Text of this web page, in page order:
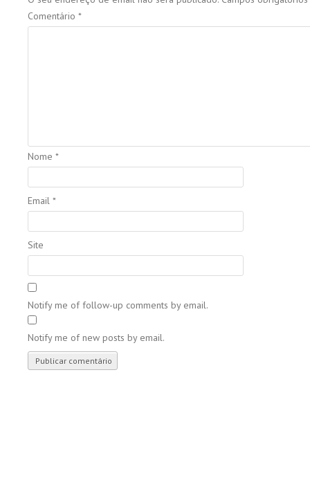
Comentário *
Nome *
Email *
Site
Notify me of follow-up comments by email.
Notify me of new posts by email.